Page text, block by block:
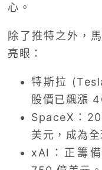
心。
除了推特之外，
亮眼：
特斯拉
股價已飆漲
SpaceX：
美元，成為
xAI：正籌